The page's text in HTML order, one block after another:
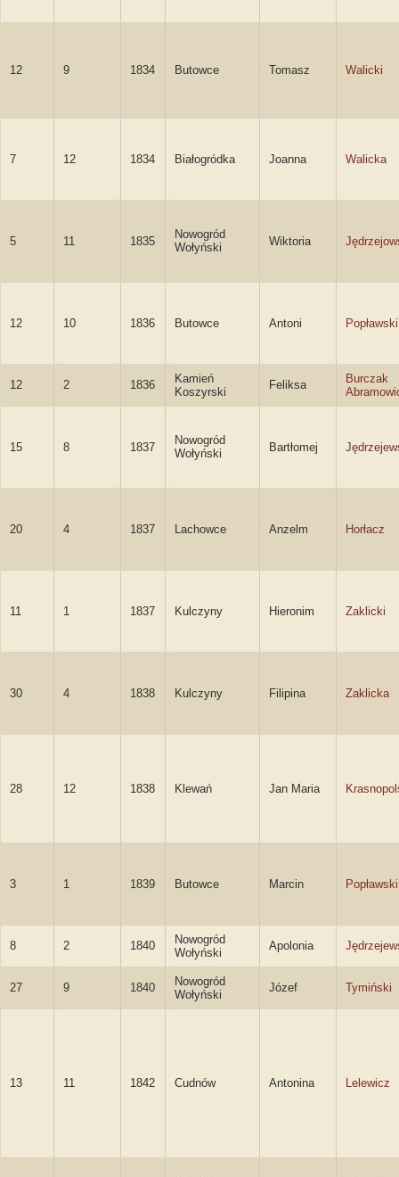
12 9 1834 Butowce Tomasz Walicki
7 12 1834 Białogródka Joanna Walicka
5 11 1835
Nowogród
Wołyński
Wiktoria
12 10 1836 Butowce Antoni Popławski
12 2 1836
Kamień
Koszyrski
Feliksa
Burczak
15 8 1837
Nowogród
Wołyński
Bartłomej
20 4 1837 Lachowce Anzelm Horłacz
11 1 1837 Kulczyny Hieronim Zaklicki
30 4 1838 Kulczyny Filipina Zaklicka
28 12 1838 Klewań Jan Maria
3 1 1839 Butowce Marcin Popławski
8 2 1840
Nowogród
Wołyński
Apolonia
27 9 1840
Nowogród
Wołyński
Józef Tymiński
13 11 1842 Cudnów Antonina Lelewicz